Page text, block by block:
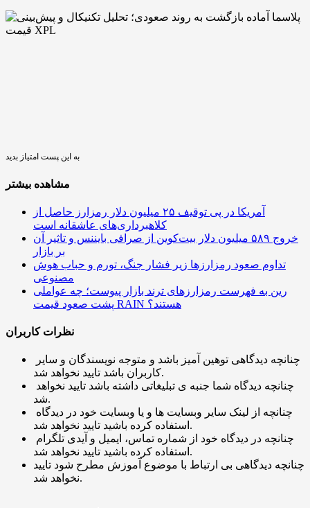
به این پست امتیاز بدید
مشاهده بیشتر
آمریکا در پی توقیف ۲۵ میلیون دلار رمزارز حاصل از
کلاهبرداری‌های عاشقانه است
خروج ۵۸۹ میلیون دلار بیت‌کوین از صرافی بایننس و تاثیر آن
بر بازار
تداوم صعود رمزارزها زیر فشار جنگ، تورم و حباب هوش
مصنوعی
رین به فهرست رمزارزهای ترند بازار پیوست؛ چه عواملی
پشت صعود قیمت RAIN هستند؟
نظرات کاربران
کاربران باشد تایید نخواهد شد.
شد.
استفاده کرده باشید تایید نخواهد شد.
استفاده کرده باشید تایید نخواهد شد.
چنانچه دیدگاهی بی ارتباط با موضوع آموزش مطرح شود تایید
نخواهد شد.